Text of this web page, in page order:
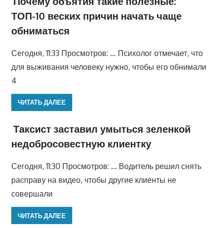
ТОП-10 веских причин начать чаще
обниматься
Сегодня, 11:33 Просмотров: … Психолог отмечает, что
для выживания человеку нужно, чтобы его обнимали
4
ЧИТАТЬ ДАЛЕЕ
Таксист заставил умыться зеленкой
недобросовестную клиентку
Сегодня, 11:30 Просмотров: … Водитель решил снять
расправу на видео, чтобы другие клиенты не
совершали
ЧИТАТЬ ДАЛЕЕ